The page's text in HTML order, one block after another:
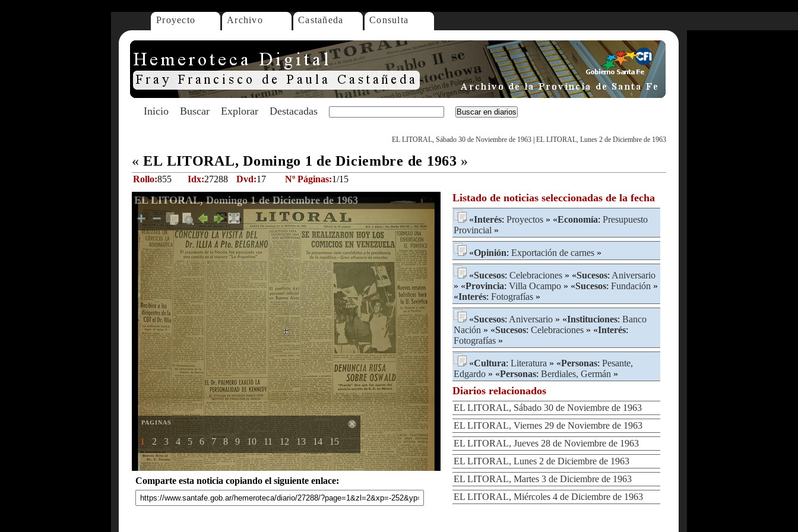
Proyecto Archivo Castañeda Consulta
Inicio Buscar Explorar Destacadas
EL LITORAL, Sábado 30 de Noviembre de 1963 EL LITORAL, Lunes 2 de Diciembre de 1963
« EL LITORAL, Domingo 1 de Diciembre de 1963 »
Rollo:855 Idx:27288 Dvd:17 Nº Páginas:1/15
EL LITORAL, Domingo 1 de Diciembre de 1963
PAGINAS
1 2 3 4 5 6 7 8 9 10 11 12 13 14 15
Comparte esta noticia copiando el siguiente enlace:
Listado de noticias seleccionadas de la fecha
«Interés: Proyectos » «Economía: Presupuesto
Provincial »
«Opinión: Exportación de carnes »
«Sucesos: Celebraciones » «Sucesos: Aniversario
» «Provincia: Villa Ocampo » «Sucesos: Fundación »
«Interés: Fotografías »
«Sucesos: Aniversario » «Instituciones: Banco
Nación » «Sucesos: Celebraciones » «Interés:
Fotografías »
«Cultura: Literatura » «Personas: Pesante,
Edgardo » «Personas: Berdiales, Germán »
Diarios relacionados
EL LITORAL, Sábado 30 de Noviembre de 1963
EL LITORAL, Viernes 29 de Noviembre de 1963
EL LITORAL, Jueves 28 de Noviembre de 1963
EL LITORAL, Lunes 2 de Diciembre de 1963
EL LITORAL, Martes 3 de Diciembre de 1963
EL LITORAL, Miércoles 4 de Diciembre de 1963